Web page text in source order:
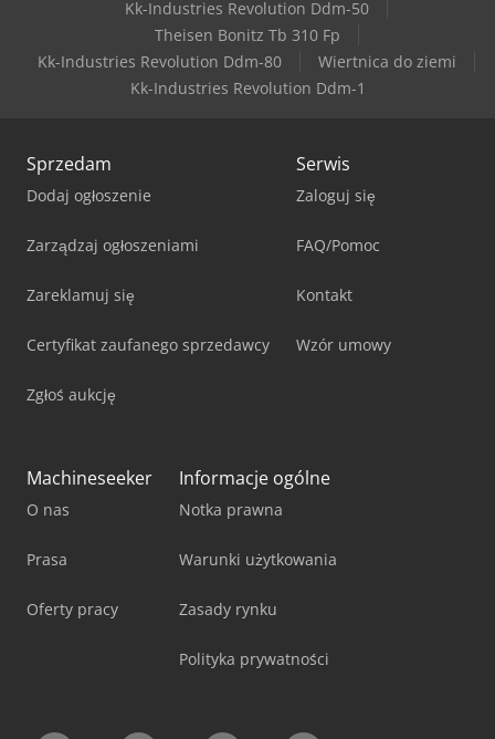
Kk-Industries Revolution Ddm-50
Theisen Bonitz Tb 310 Fp
Kk-Industries Revolution Ddm-80
Wiertnica do ziemi
Kk-Industries Revolution Ddm-1
Sprzedam
Dodaj ogłoszenie
Zarządzaj ogłoszeniami
Zareklamuj się
Certyfikat zaufanego sprzedawcy
Zgłoś aukcję
Serwis
Zaloguj się
FAQ/Pomoc
Kontakt
Wzór umowy
Machineseeker
O nas
Prasa
Oferty pracy
Informacje ogólne
Notka prawna
Warunki użytkowania
Zasady rynku
Polityka prywatności